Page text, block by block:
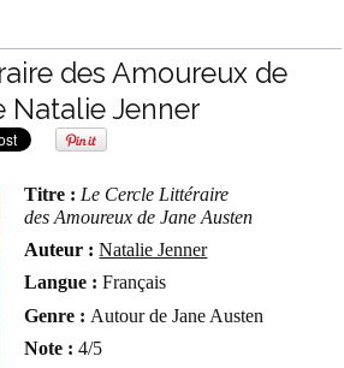
des Amoureux de
Natalie Jenner
Titre : Le Cercle Littéraire
desAmoureux de Jane Austen
Auteur :Natalie Jenner
Langue : Français
Genre : Autour de Jane Austen
Note : 4/5